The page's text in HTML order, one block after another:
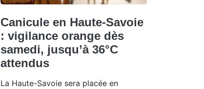
Canicule en Haute-Savoie
: vigilance orange dès
samedi, jusqu’à 36°C
attendus
La Haute-Savoie sera placée en